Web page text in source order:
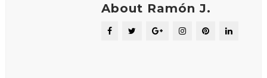
About Ramón J.